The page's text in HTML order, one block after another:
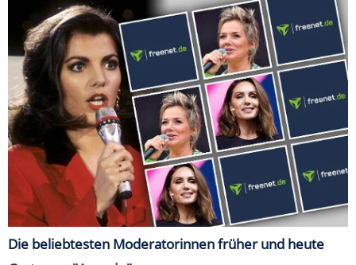
Die beliebtesten Moderatorinnen früher und heute